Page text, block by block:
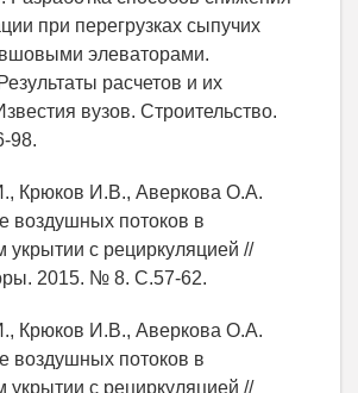
при перегрузках сыпучих
элеваторами.
расчетов и их
вузов. Строительство.
98.
Крюков И.В., Аверкова О.А.
воздушных потоков в
укрытии с рециркуляцией //
2015. № 8. С.57-62.
Крюков И.В., Аверкова О.А.
воздушных потоков в
укрытии с рециркуляцией //